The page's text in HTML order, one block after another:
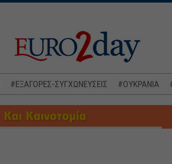
#ΕΞΑΓΟΡΕΣ-ΣΥΓΧΩΝΕΥΣΕΙΣ #ΟΥΚΡΑΝΙΑ